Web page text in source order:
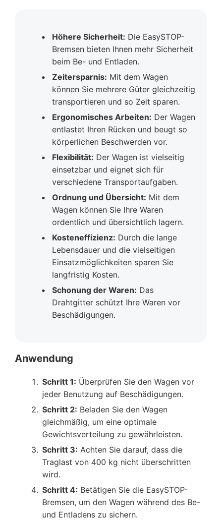
Höhere Sicherheit: Die EasySTOP-
Bremsen bieten Ihnen mehr Sicherheit
beim Be- und Entladen.
Zeitersparnis: Mit dem Wagen
können Sie mehrere Güter gleichzeitig
transportieren und so Zeit sparen.
Ergonomisches Arbeiten: Der Wagen
entlastet Ihren Rücken und beugt so
körperlichen Beschwerden vor.
Flexibilität: Der Wagen ist vielseitig
einsetzbar und eignet sich für
verschiedene Transportaufgaben.
Ordnung und Übersicht: Mit dem
Wagen können Sie Ihre Waren
ordentlich und übersichtlich lagern.
Kosteneffizienz: Durch die lange
Lebensdauer und die vielseitigen
Einsatzmöglichkeiten sparen Sie
langfristig Kosten.
Schonung der Waren: Das
Drahtgitter schützt Ihre Waren vor
Beschädigungen.
Anwendung
Schritt 1: Überprüfen Sie den Wagen vor
jeder Benutzung auf Beschädigungen.
Schritt 2: Beladen Sie den Wagen
gleichmäßig, um eine optimale
Gewichtsverteilung zu gewährleisten.
Schritt 3: Achten Sie darauf, dass die
Traglast von 400 kg nicht überschritten
wird.
Schritt 4: Betätigen Sie die EasySTOP-
Bremsen, um den Wagen während des Be-
und Entladens zu sichern.